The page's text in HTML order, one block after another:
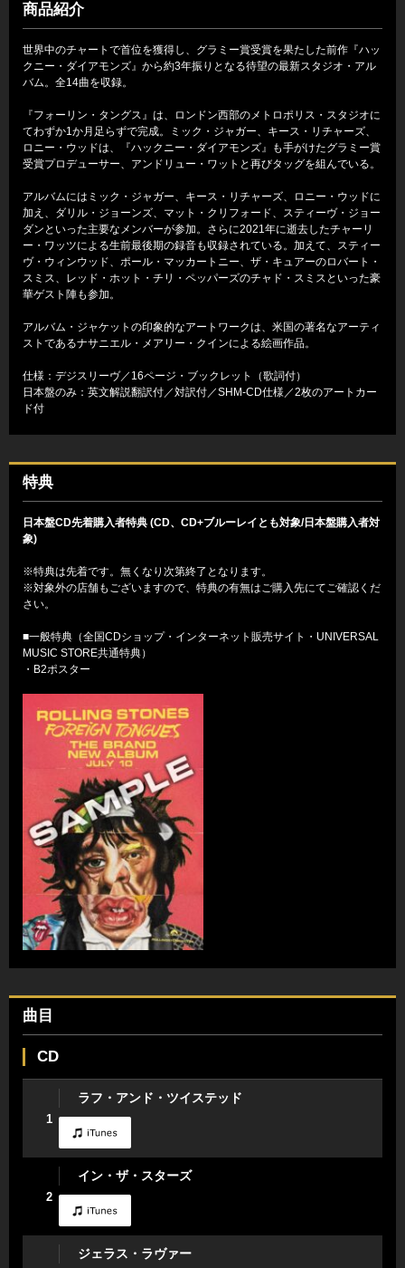
商品紹介
世界中のチャートで首位を獲得し、グラミー賞受賞を果たした前作『ハッ
クニー・ダイアモンズ』から約3年振りとなる待望の最新スタジオ・アル
バム。全14曲を収録。
『フォーリン・タングス』は、ロンドン西部のメトロポリス・スタジオに
てわずか1か月足らずで完成。ミック・ジャガー、キース・リチャーズ、
ロニー・ウッドは、『ハックニー・ダイアモンズ』も手がけたグラミー賞
受賞プロデューサー、アンドリュー・ワットと再びタッグを組んでいる。
アルバムにはミック・ジャガー、キース・リチャーズ、ロニー・ウッドに
加え、ダリル・ジョーンズ、マット・クリフォード、スティーヴ・ジョー
ダンといった主要なメンバーが参加。さらに2021年に逝去したチャーリ
ー・ワッツによる生前最後期の録音も収録されている。加えて、スティー
ヴ・ウィンウッド、ポール・マッカートニー、ザ・キュアーのロバート・
スミス、レッド・ホット・チリ・ペッパーズのチャド・スミスといった豪
華ゲスト陣も参加。
アルバム・ジャケットの印象的なアートワークは、米国の著名なアーティ
ストであるナサニエル・メアリー・クインによる絵画作品。
仕様：デジスリーヴ／16ページ・ブックレット（歌詞付）
日本盤のみ：英文解説翻訳付／対訳付／SHM-CD仕様／2枚のアートカー
ド付
特典
日本盤CD先着購入者特典 (CD、CD+ブルーレイとも対象/日本盤購入者対
象)
※特典は先着です。無くなり次第終了となります。
※対象外の店舗もございますので、特典の有無はご購入先にてご確認くだ
さい。
■一般特典（全国CDショップ・インターネット販売サイト・UNIVERSAL
MUSIC STORE共通特典）
・B2ポスター
曲目
CD
1
ラフ・アンド・ツイステッド
2
イン・ザ・スターズ
ジェラス・ラヴァー